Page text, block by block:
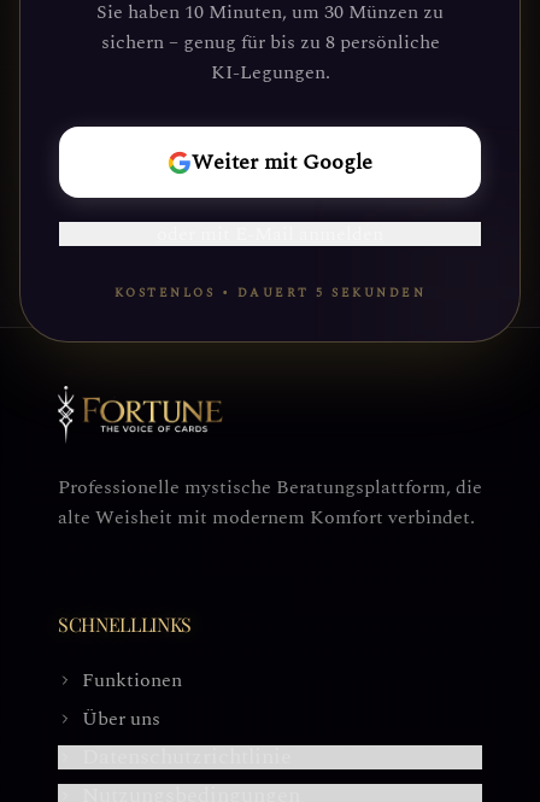
Sie haben 10 Minuten, um 30 Münzen zu
sichern – genug für bis zu 8 persönliche
KI-Legungen.
Weiter mit Google
KOSTENLOS • DAUERT 5 SEKUNDEN
gefunden haben. Deine kosmische Reise
wartet.
REISE
BEGINNEN
Professionelle mystische Beratungsplattform, die
alte Weisheit mit modernem Komfort verbindet.
SCHNELLLINKS
Funktionen
Über uns